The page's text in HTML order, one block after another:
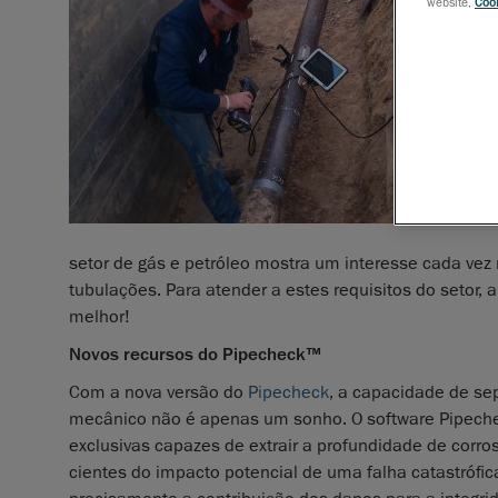
setor de gás e petróleo mostra um interesse cada
tubulações. Para atender a estes requisitos do setor,
melhor!
Novos recursos do Pipecheck™
Com a nova versão do Pipecheck, a capacidade de
mecânico não é apenas um sonho. O software
exclusivas capazes de extrair a profundidade de
cientes do impacto potencial de uma falha